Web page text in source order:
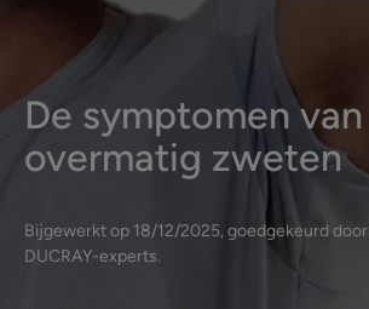
De symptomen van
overmatig zweten
Bijgewerkt op 18/12/2025, goedgekeurd door
DUCRAY-experts.